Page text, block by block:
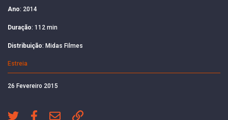
Ano: 2014
Duração: 112 min
Distribuição: Midas Filmes
Estreia
26 Fevereiro 2015